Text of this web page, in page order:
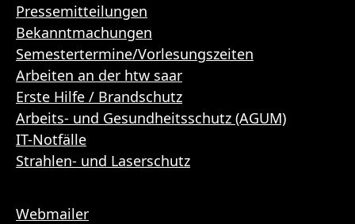
Pressemitteilungen
Bekanntmachungen
Semestertermine/Vorlesungszeiten
Arbeiten an der htw saar
Erste Hilfe / Brandschutz
Arbeits- und Gesundheitsschutz (AGUM)
IT-Notfälle
Strahlen- und Laserschutz
Webmailer